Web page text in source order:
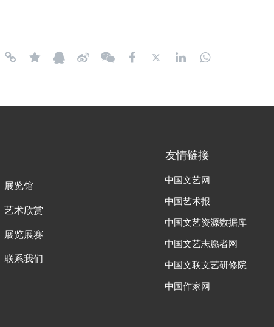
友情链接
展览馆
艺术欣赏
展览展赛
联系我们
中国文艺网
中国艺术报
中国文艺资源数据库
中国文艺志愿者网
中国文联文艺研修院
中国作家网